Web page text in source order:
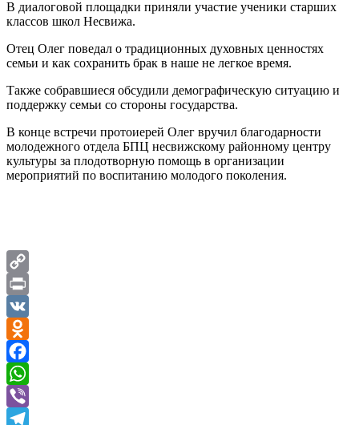
В диалоговой площадки приняли участие ученики старших
классов школ Несвижа.
Отец Олег поведал о традиционных духовных ценностях
семьи и как сохранить брак в наше не легкое время.
Также собравшиеся обсудили демографическую ситуацию и
поддержку семьи со стороны государства.
В конце встречи протоиерей Олег вручил благодарности
молодежного отдела БПЦ несвижскому районному центру
культуры за плодотворную помощь в организации
мероприятий по воспитанию молодого поколения.
Copy
Link
Print
VK
Odnoklassniki
Facebook
WhatsApp
Viber